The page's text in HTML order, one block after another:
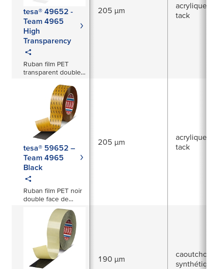
tesa® 49652 -
Team 4965
High
Transparency
Ruban film PET
transparent double
double protecteur
205 µm
acrylique à
tack
tesa® 59652 –
Team 4965
Black
Ruban film PET noir
double face de
205 µm
acrylique à
tack
190 µm
caoutchouc
synthétique